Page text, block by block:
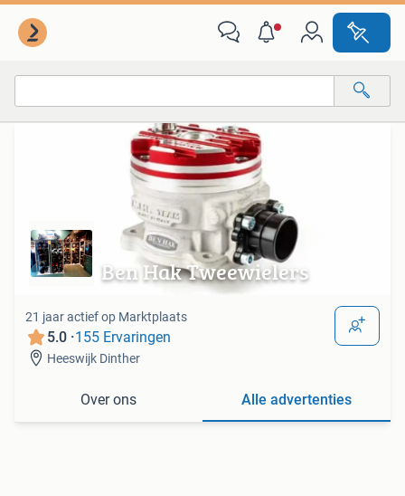
Alle afstanden…
Van deze adverteerder
Ben Hak Tweewielers
21 jaar actief op Marktplaats
5.0 ·155 Ervaringen
Heeswijk Dinther
Over ons Alle advertenties